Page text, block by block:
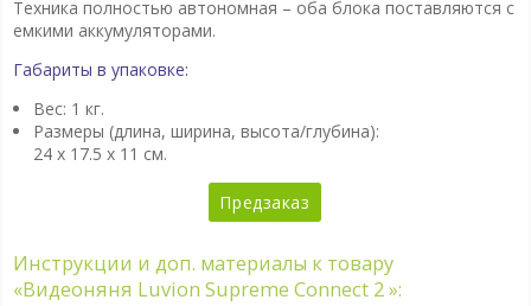
Техника полностью автономная – оба блока поставляются с
емкими аккумуляторами.
Габариты в упаковке:
Вес: 1 кг.
Размеры (длина, ширина, высота/глубина):
24 x 17.5 x 11 см.
Предзаказ
Инструкции и доп. материалы к товару
«Видеоняня Luvion Supreme Connect 2 »: